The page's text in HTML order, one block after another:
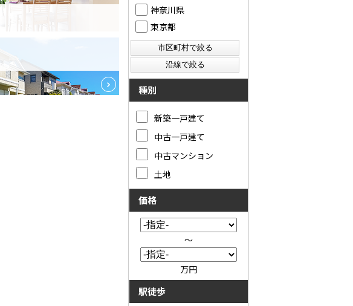
神奈川県
東京都
種別
新築一戸建て
中古一戸建て
中古マンション
土地
価格
～
万円
駅徒歩